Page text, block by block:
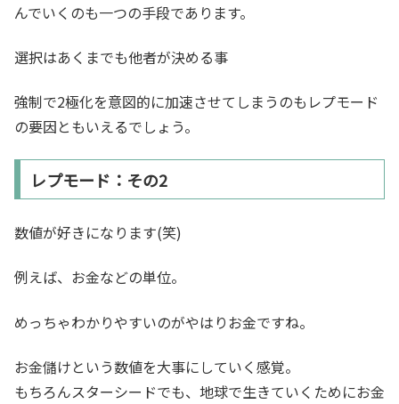
んでいくのも一つの手段であります。
選択はあくまでも他者が決める事
強制で2極化を意図的に加速させてしまうのもレプモード
の要因ともいえるでしょう。
レプモード：その2
数値が好きになります(笑)
例えば、お金などの単位。
めっちゃわかりやすいのがやはりお金ですね。
お金儲けという数値を大事にしていく感覚。
もちろんスターシードでも、地球で生きていくためにお金